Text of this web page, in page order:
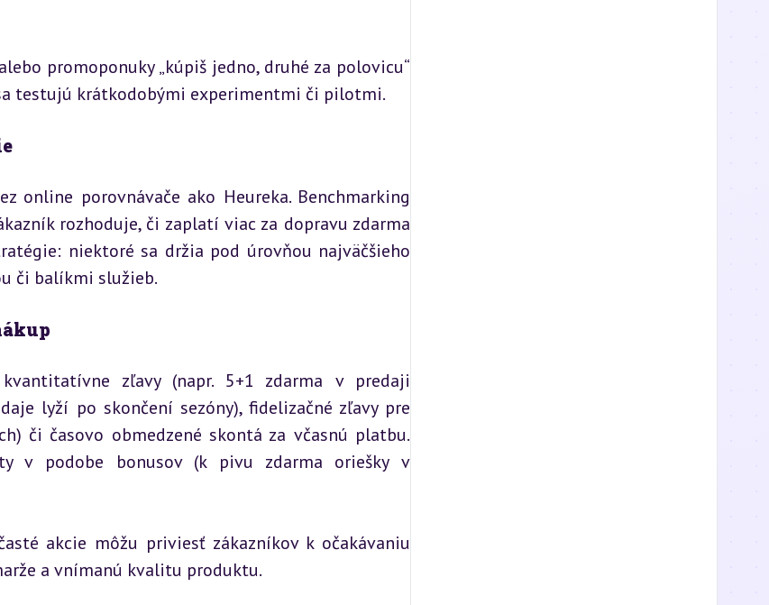
promoponuky „kúpiš jedno, druhé za polovicu“
testujú krátkodobými experimentmi či pilotmi.
online porovnávače ako Heureka. Benchmarking
rozhoduje, či zaplatí viac za dopravu zdarma
niektoré sa držia pod úrovňou najväčšieho
či balíkmi služieb.
zľavy (napr. 5+1 zdarma v predaji
lyží po skončení sezóny), fidelizačné zľavy pre
či časovo obmedzené skontá za včasnú platbu.
v podobe bonusov (k pivu zdarma oriešky v
akcie môžu priviesť zákazníkov k očakávaniu
a vnímanú kvalitu produktu.